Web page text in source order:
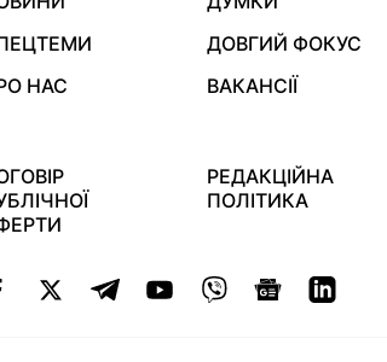
ДОВГИЙ ФОКУС
НАС
ВАКАНСІЇ
РЕДАКЦІЙНА
ПОЛІТИКА